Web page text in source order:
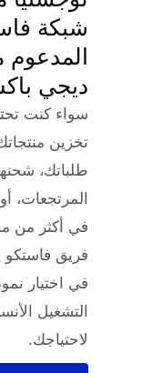
فاستكو
من
باكس
كنت تحتاج
منتجاتك، تجهيز
شحنها، إدارة
أو التوسع
من مدينة،
فاستكو يساعدك
نموذج
الأنسب
رابط
الرقم
سيقوم
العملاء
البريد
الرجاء